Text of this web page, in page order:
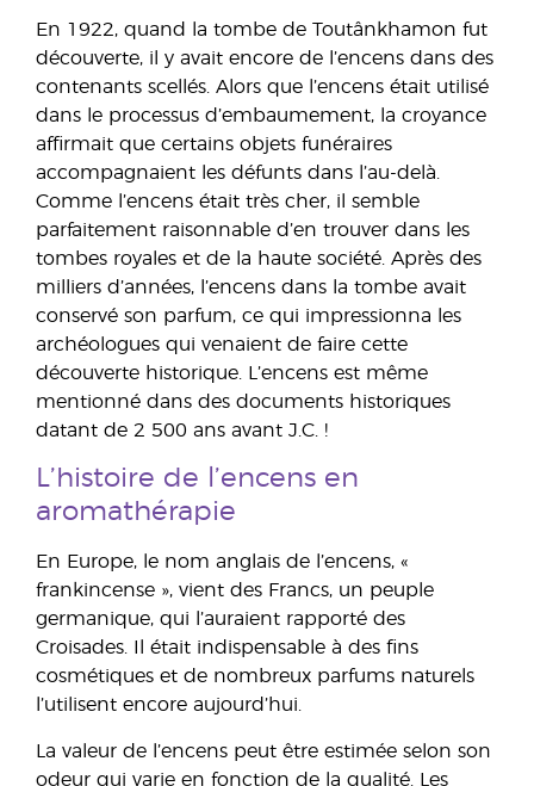
En 1922, quand la tombe de Toutânkhamon fut
découverte, il y avait encore de l’encens dans des
contenants scellés. Alors que l’encens était utilisé
dans le processus d’embaumement, la croyance
affirmait que certains objets funéraires
accompagnaient les défunts dans l’au-delà.
Comme l’encens était très cher, il semble
parfaitement raisonnable d’en trouver dans les
tombes royales et de la haute société. Après des
milliers d’années, l’encens dans la tombe avait
conservé son parfum, ce qui impressionna les
archéologues qui venaient de faire cette
découverte historique. L’encens est même
mentionné dans des documents historiques
datant de 2 500 ans avant J.C. !
L’histoire de l’encens en
aromathérapie
En Europe, le nom anglais de l’encens, «
frankincense », vient des Francs, un peuple
germanique, qui l’auraient rapporté des
Croisades. Il était indispensable à des fins
cosmétiques et de nombreux parfums naturels
l’utilisent encore aujourd’hui.
La valeur de l’encens peut être estimée selon son
odeur qui varie en fonction de la qualité. Les